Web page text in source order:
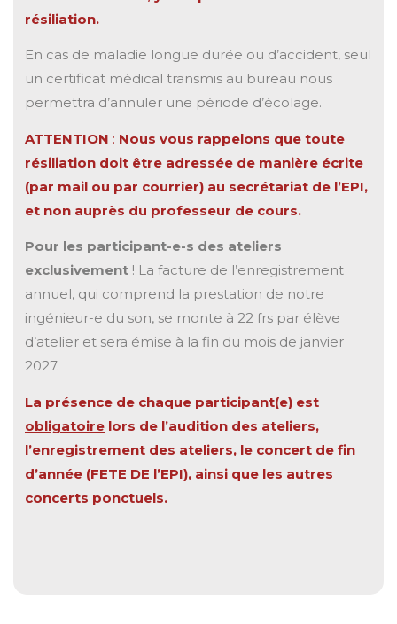
résiliation.
En cas de maladie longue durée ou d’accident, seul
un certificat médical transmis au bureau nous
permettra d’annuler une période d’écolage.
ATTENTION : Nous vous rappelons que toute
résiliation doit être adressée de manière écrite
(par mail ou par courrier) au secrétariat de l’EPI,
et non auprès du professeur de cours.
Pour les participant-e-s des ateliers
exclusivement ! La facture de l’enregistrement
annuel, qui comprend la prestation de notre
ingénieur-e du son, se monte à 22 frs par élève
d’atelier et sera émise à la fin du mois de janvier
2027.
La présence de chaque participant(e) est
obligatoire lors de l’audition des ateliers,
l’enregistrement des ateliers, le concert de fin
d’année (FETE DE l’EPI), ainsi que les autres
concerts ponctuels.